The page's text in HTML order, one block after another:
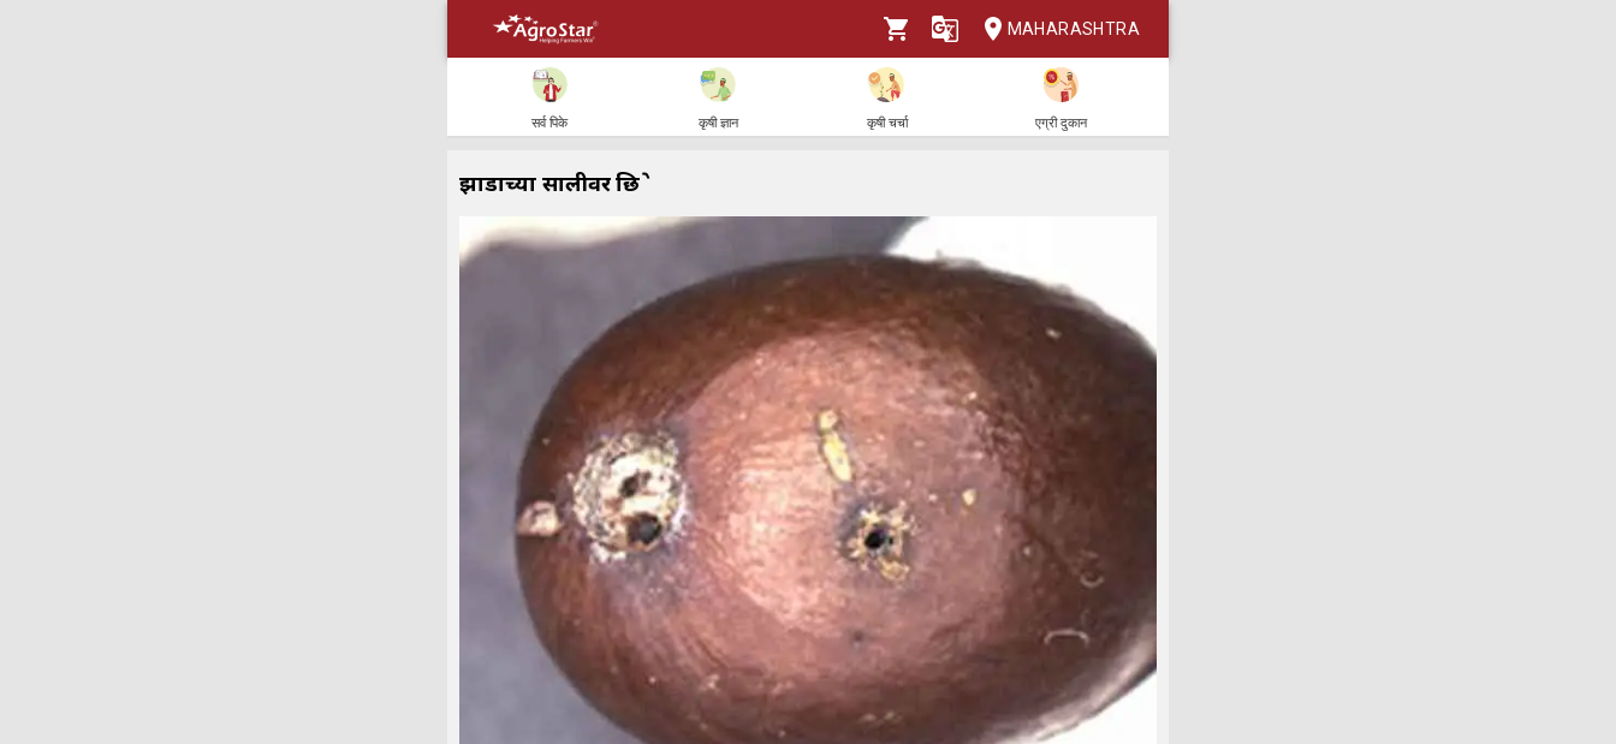
MAHARASHTRA
सर्व पिके कृषी ज्ञान कृषी चर्चा एग्री दुकान
झाडाच्या सालीवर छिद्रे